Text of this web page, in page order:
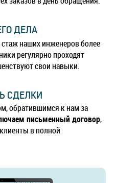
ДЕЛА
стаж наших инженеров более
регулярно проходят
свои навыки.
СДЕЛКИ
обратившимся к нам за
письменный договор,
в полной